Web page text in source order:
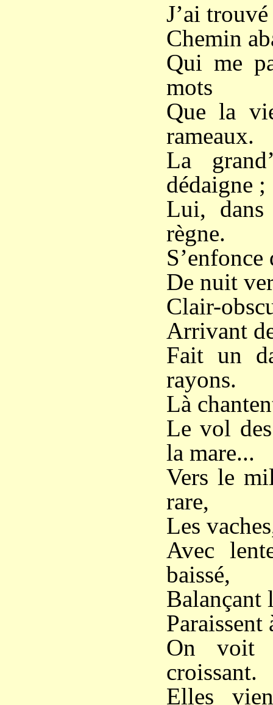
J’ai
Chemin
Qui me
mots
Que la
rameaux.
La
dédaigne ;
Lui, dans
règne.
De nuit
Clair-
Arrivant
Fait un
rayons.
Là
Le vol
la mare...
Vers le
rare,
Les
Avec
baissé,
Balançant
Paraissent
On voit
croissant.
Elles